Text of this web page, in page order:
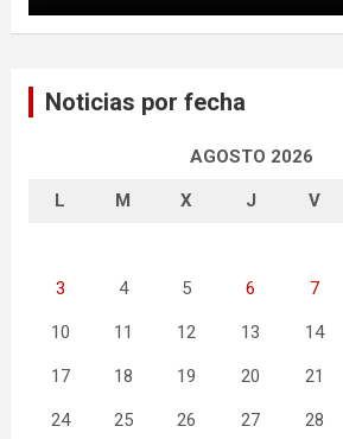
Noticias por fecha
AGOSTO 2026
L M X J V
3 4 5 6 7
10 11 12 13 14
17 18 19 20 21
24 25 26 27 28